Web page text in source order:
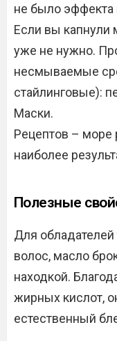
не было
Если вы капнули
уже не нужно.
несмываемые
стайлинговые):
Маски.
Рецептов – море
наиболее
Полезные
Для обладателей
волос, масло
находкой.
жирных кислот,
естественный